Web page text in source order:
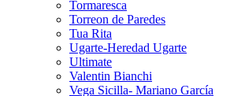
Tormaresca
Torreon de Paredes
Tua Rita
Ugarte-Heredad Ugarte
Ultimate
Valentin Bianchi
Vega Sicilla- Mariano García